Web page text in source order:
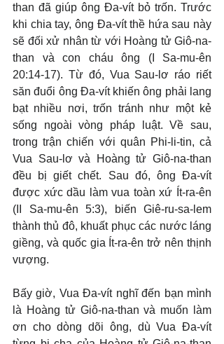
than đã giúp ông Đa-vít bỏ trốn. Trước
khi chia tay, ông Đa-vít thề hứa sau này
sẽ đối xử nhân từ với Hoàng tử Giô-na-
than và con cháu ông (I Sa-mu-ên
20:14-17). Từ đó, Vua Sau-lơ ráo riết
săn đuổi ông Đa-vít khiến ông phải lang
bạt nhiều nơi, trốn tránh như một kẻ
sống ngoài vòng pháp luật. Về sau,
trong trận chiến với quân Phi-li-tin, cả
Vua Sau-lơ và Hoàng tử Giô-na-than
đều bị giết chết. Sau đó, ông Đa-vít
được xức dầu làm vua toàn xứ Ít-ra-ên
(II Sa-mu-ên 5:3), biến Giê-ru-sa-lem
thành thủ đô, khuất phục các nước láng
giềng, và quốc gia Ít-ra-ên trở nên thịnh
vượng.
Bấy giờ, Vua Đa-vít nghĩ đến bạn mình
là Hoàng tử Giô-na-than và muốn làm
ơn cho dòng dõi ông, dù Vua Đa-vít